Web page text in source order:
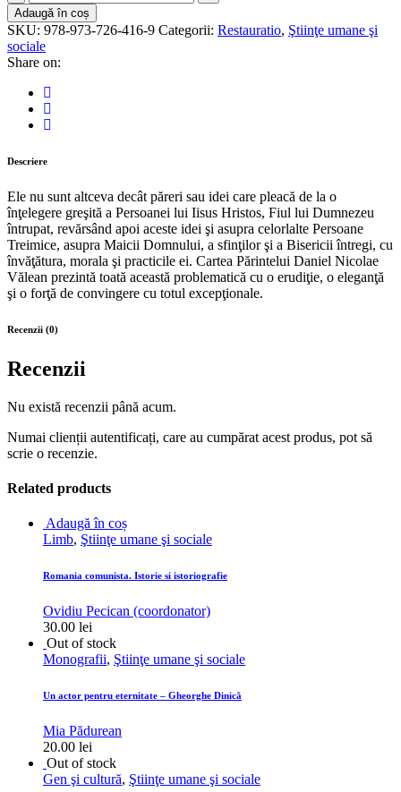
controverse
şi
schisme
în
Creştinismul
secolelor
Adaugă în coș
SKU: 978-973-726-416-9 Categorii: Restauratio, Ştiinţe umane şi
sociale
Share on:
Descriere
Ele nu sunt altceva decât păreri sau idei care pleacă de la o
înţelegere greşită a Persoanei lui Iisus Hristos, Fiul lui Dumnezeu
întrupat, revărsând apoi aceste idei şi asupra celorlalte Persoane
Treimice, asupra Maicii Domnului, a sfinţilor şi a Bisericii întregi, cu
învăţătura, morala şi practicile ei. Cartea Părintelui Daniel Nicolae
Vălean prezintă toată această problematică cu o erudiţie, o eleganţă
şi o forţă de convingere cu totul excepţionale.
Recenzii (0)
Recenzii
Nu există recenzii până acum.
Numai clienții autentificați, care au cumpărat acest produs, pot să
scrie o recenzie.
Related products
Adaugă în coș
Limb, Ştiinţe umane şi sociale
Romania comunista. Istorie si istoriografie
Ovidiu Pecican (coordonator)
30.00 lei
Out of stock
Monografii, Ştiinţe umane şi sociale
Un actor pentru eternitate – Gheorghe Dinică
Mia Pădurean
20.00 lei
Out of stock
Gen şi cultură, Ştiinţe umane şi sociale